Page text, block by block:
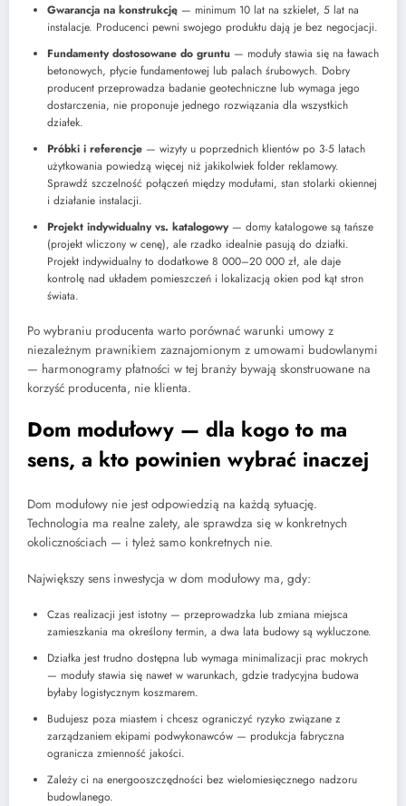
Gwarancja na konstrukcję — minimum 10 lat na szkielet, 5 lat na
instalacje. Producenci pewni swojego produktu dają je bez negocjacji.
Fundamenty dostosowane do gruntu — moduły stawia się na ławach
betonowych, płycie fundamentowej lub palach śrubowych. Dobry
producent przeprowadza badanie geotechniczne lub wymaga jego
dostarczenia, nie proponuje jednego rozwiązania dla wszystkich
działek.
Próbki i referencje — wizyty u poprzednich klientów po 3-5 latach
użytkowania powiedzą więcej niż jakikolwiek folder reklamowy.
Sprawdź szczelność połączeń między modułami, stan stolarki okiennej
i działanie instalacji.
Projekt indywidualny vs. katalogowy— domy katalogowe są tańsze
(projekt wliczony w cenę), ale rzadko idealnie pasują do działki.
Projekt indywidualny to dodatkowe 8 000–20 000 zł, ale daje
kontrolę nad układem pomieszczeń i lokalizacją okien pod kąt stron
świata.
Po wybraniu producenta warto porównać warunki umowy z
niezależnym prawnikiem zaznajomionym z umowami budowlanymi
— harmonogramy płatności w tej branży bywają skonstruowane na
korzyść producenta, nie klienta.
Dom modułowy — dla kogo to ma
sens, a kto powinien wybrać inaczej
Dom modułowy nie jest odpowiedzią na każdą sytuację.
Technologia ma realne zalety, ale sprawdza się w konkretnych
okolicznościach — i tyleż samo konkretnych nie.
Największy sens inwestycja w dom modułowy ma, gdy:
Czas realizacji jest istotny — przeprowadzka lub zmiana miejsca
zamieszkania ma określony termin, a dwa lata budowy są wykluczone.
Działka jest trudno dostępna lub wymaga minimalizacji prac mokrych
— moduły stawia się nawet w warunkach, gdzie tradycyjna budowa
byłaby logistycznym koszmarem.
Budujesz poza miastem i chcesz ograniczyć ryzyko związane z
zarządzaniem ekipami podwykonawców — produkcja fabryczna
ogranicza zmienność jakości.
Zależy ci na energooszczędności bez wielomiesięcznego nadzoru
budowlanego.